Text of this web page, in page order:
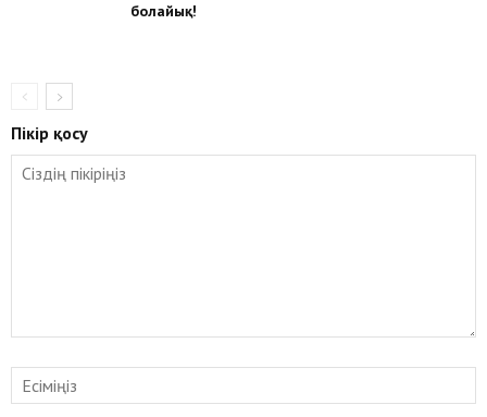
болайық!
Пікір қосу